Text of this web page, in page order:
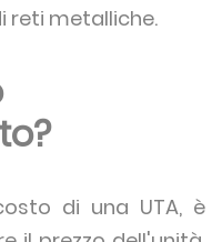
reti metalliche.
di una UTA, è